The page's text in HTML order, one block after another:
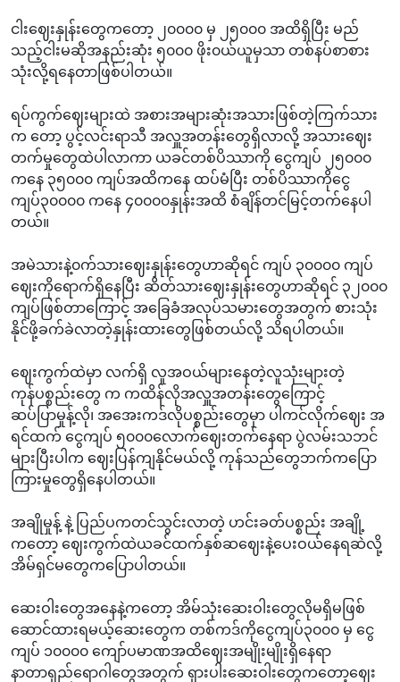
ငါးဈေးနှုန်းတွေကတော့ ၂၀၀၀၀ မှ ၂၅၀၀၀ အထိရှိပြီး မည်
သည့်ငါးမဆိုအနည်းဆုံး ၅၀၀၀ ဖိုး၀ယ်ယူမှသာ တစ်နပ်စာစား
သုံးလို့ရနေတာဖြစ်ပါတယ်။
ရပ်ကွက်ဈေးများထဲ အစားအများဆုံးအသားဖြစ်တဲ့ကြက်သား
က တော့ ပွင့်လင်းရာသီ အလှူအတန်းတွေရှိလာလို့ အသားဈေး
တက်မှုတွေထဲပါလာကာ ယခင်တစ်ပိဿာကို ငွေကျပ် ၂၅၀၀၀
ကနေ ၃၅၀၀၀ ကျပ်အထိကနေ ထပ်မံပြီး တစ်ပိဿာကိုငွေ
ကျပ်၃၀၀၀၀ ကနေ ၄၀၀၀၀နှုန်းအထိ စံချိန်တင်မြင့်တက်နေပါ
တယ်။
အမဲသားနဲ့၀က်သားဈေးနှုန်းတွေဟာဆိုရင် ကျပ် ၃၀၀၀၀ ကျပ်
ဈေးကိုရောက်ရှိနေပြီး ဆိတ်သားဈေးနှုန်းတွေဟာဆိုရင် ၃၂၀၀၀
ကျပ်ဖြစ်တာကြောင့် အခြေခံအလုပ်သမားတွေအတွက် စားသုံး
နိုင်ဖို့ခက်ခဲလာတဲ့နှုန်းထားတွေဖြစ်တယ်လို့ သိရပါတယ်။
ဈေးကွက်ထဲမှာ လက်ရှိ လူအဝယ်များနေတဲ့လူသုံးများတဲ့
ကုန်ပစ္စည်းတွေ က ကထိန်လိုအလှူအတန်းတွေကြောင့်
ဆပ်ပြာမှုန့်လို၊ အအေးကဒ်လိုပစ္စည်းတွေမှာ ပါကင်လိုက်ဈေး အ
ရင်ထက် ‌ငွေကျပ် ၅၀၀၀လောက်ဈေးတက်နေရာ ပွဲလမ်းသဘင်
များပြီးပါက ဈေးပြန်ကျနိုင်မယ်လို့ ကုန်သည်တွေဘက်ကပြော
ကြားမှုတွေရှိနေပါတယ်။
အချိုမှုန့် နဲ့ ပြည်ပကတင်သွင်းလာတဲ့ ဟင်းခတ်ပစ္စည်း အချို့
ကတော့ ဈေးကွက်ထဲယခင်ထက်နှစ်ဆဈေးနဲ့ပေးဝယ်နေရဆဲလို့
အိမ်ရှင်မတွေကပြောပါတယ်။
ဆေးဝါးတွေအနေနဲ့ကတော့ အိမ်သုံးဆေးဝါးတွေလိုမရှိမဖြစ်
ဆောင်ထားရမယ့်ဆေးတွေက တစ်ကဒ်ကိုငွေကျပ်၃၀၀၀ မှ ငွေ
ကျပ် ၁၀၀၀၀ ကျော်ပမာဏအထိဈေးအမျိုးမျိုးရှိနေရာ
နာတာရှည်ရောဂါတွေအတွက် ရှားပါးဆေးဝါးတွေကတော့‌ဈေး